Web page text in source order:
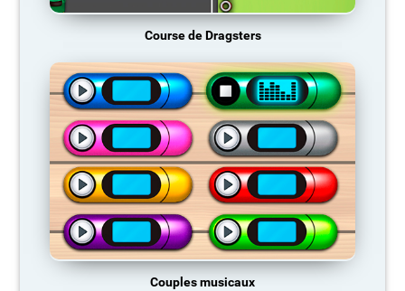
Course de Dragsters
Couples musicaux